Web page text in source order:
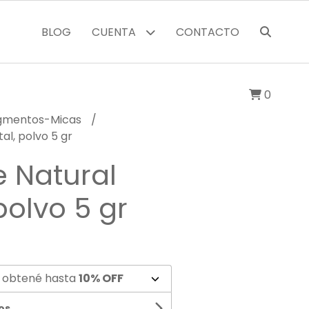
BLOG CUENTA CONTACTO
0
Micas
polvo 5 gr
Natural
5 gr
hasta 10% OFF